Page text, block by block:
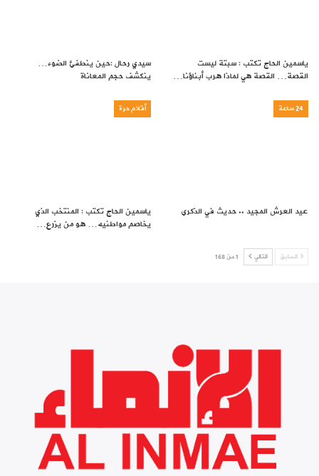
ياسمين الحاج تكتب : سبتة ليست
القصة… القصة هي لماذا هرب أبناؤنا…
سيدي رحال :حين ينطفئ الضوء…
ينكشف حجم المعاناة
24 ساعة
عيد العرش المجيد .. حديث في الذكرى
أقلام حرة
ياسمين الحاج تكتب : المنتخب الذي
يخاصم مواطنيه… هو من يزرع…
السابق التالي 1 من 168